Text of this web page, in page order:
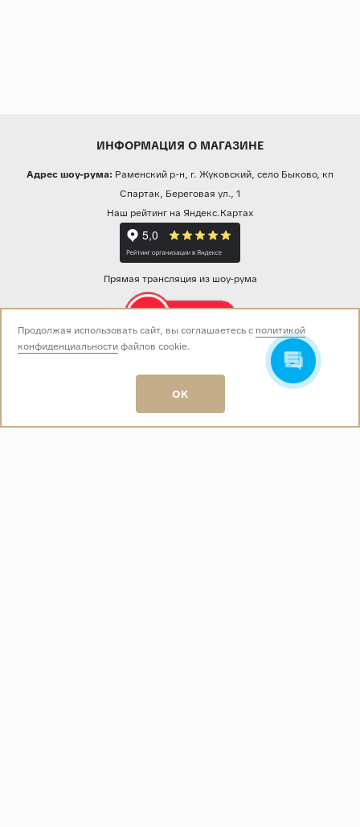
ИНФОРМАЦИЯ О МАГАЗИНЕ
Адрес шоу-рума: Раменский р-н, г. Жуковский, село Быково, кп
Спартак, Береговая ул., 1
Наш рейтинг на Яндекс.Картах
Прямая трансляция из шоу-рума
Звоните нам:
пн-вс 10:00 - 19:00
E-mail:
info@baza-plitki.ru
Продолжая использовать сайт, вы соглашаетесь с политикой
конфиденциальностифайлов cookie.
OK